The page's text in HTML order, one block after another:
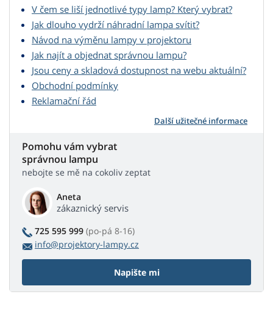
V čem se liší jednotlivé typy lamp? Který vybrat?
Jak dlouho vydrží náhradní lampa svítit?
Návod na výměnu lampy v projektoru
Jak najít a objednat správnou lampu?
Jsou ceny a skladová dostupnost na webu aktuální?
Obchodní podmínky
Reklamační řád
Další užitečné informace
Pomohu vám vybrat
správnou lampu
nebojte se mě na cokoliv zeptat
Aneta
zákaznický servis
725 595 999 (po-pá 8-16)
info@projektory-lampy.cz
Napište mi